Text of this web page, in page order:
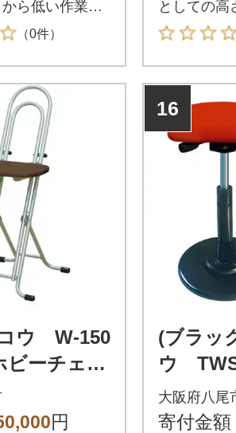
ら低い作業ま
目的に使えま
（0件）
としての高
でこれ1台
す。
ウ W-150
ビーチェア
ウン/シル
円
16
(ブラッ
ウ
トスツ
ア(H200)
大阪府八尾
寄付金額